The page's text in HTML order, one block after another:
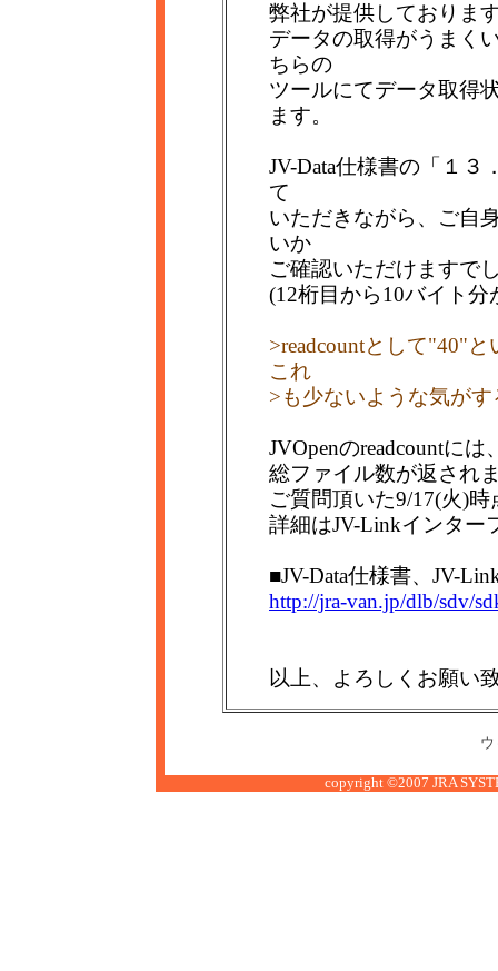
弊社が提供しておりま
データの取得がうまく
ちらの
ツールにてデータ取得
ます。
JV-Data仕様書の「１
て
いただきながら、ご自
いか
ご確認いただけますで
(12桁目から10バイト
>readcountとして"40"
これ
>も少ないような気が
JVOpenのreadcountに
総ファイル数が返され
ご質問頂いた9/17(火)
詳細はJV-Linkインター
■JV-Data仕様書、JV-
http://jra-van.jp/dlb/sdv/
以上、よろしくお願い
copyright ©2007 JRA